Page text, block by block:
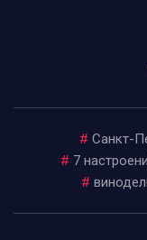
# Санкт-
# 7
#